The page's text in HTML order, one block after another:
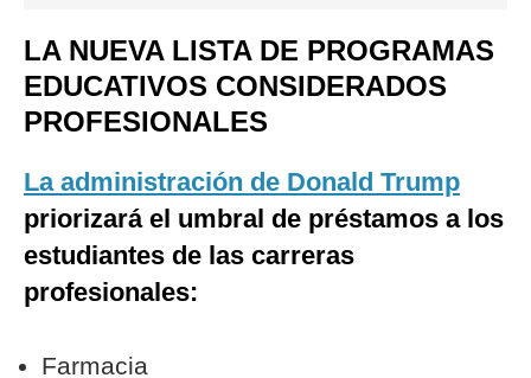
LA NUEVA LISTA DE PROGRAMAS
EDUCATIVOS CONSIDERADOS
PROFESIONALES
La administración de Donald Trump
priorizará el umbral de préstamos a los
estudiantes de las carreras
profesionales:
Farmacia